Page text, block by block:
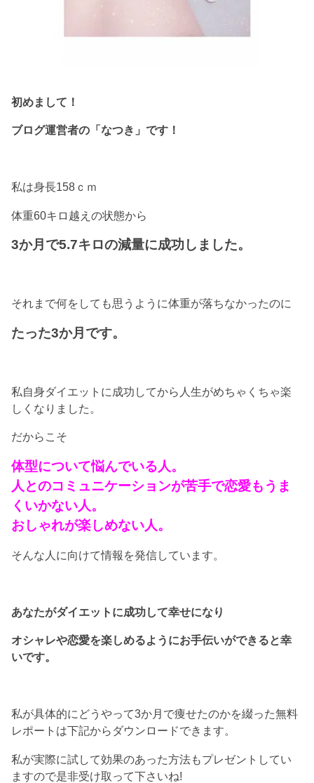
初めまして！
ブログ運営者の「なつき」です！
私は身長158ｃｍ
体重60キロ越えの状態から
3か月で5.7キロの減量に成功しました。
それまで何をしても思うように体重が落ちなかったのに
たった3か月です。
私自身ダイエットに成功してから人生がめちゃくちゃ楽
しくなりました。
だからこそ
体型について悩んでいる人。
人とのコミュニケーションが苦手で恋愛もうま
くいかない人。
おしゃれが楽しめない人。
そんな人に向けて情報を発信しています。
あなたがダイエットに成功して幸せになり
オシャレや恋愛を楽しめるようにお手伝いができると幸
いです。
私が具体的にどうやって3か月で痩せたのかを綴った無料
レポートは下記からダウンロードできます。
私が実際に試して効果のあった方法もプレゼントしてい
ますので是非受け取って下さいね!